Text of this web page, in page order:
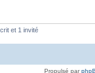
et 1 invité
Propulsé par